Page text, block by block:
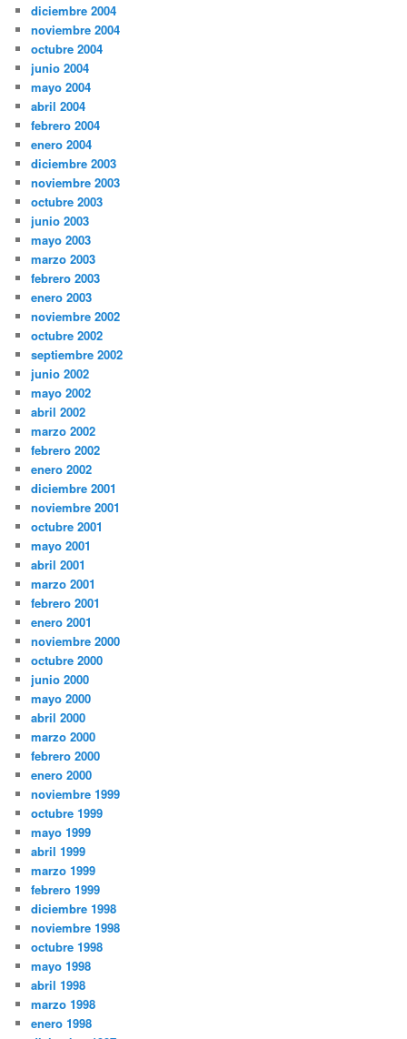
diciembre 2004
noviembre 2004
octubre 2004
junio 2004
mayo 2004
abril 2004
febrero 2004
enero 2004
diciembre 2003
noviembre 2003
octubre 2003
junio 2003
mayo 2003
marzo 2003
febrero 2003
enero 2003
noviembre 2002
octubre 2002
septiembre 2002
junio 2002
mayo 2002
abril 2002
marzo 2002
febrero 2002
enero 2002
diciembre 2001
noviembre 2001
octubre 2001
mayo 2001
abril 2001
marzo 2001
febrero 2001
enero 2001
noviembre 2000
octubre 2000
junio 2000
mayo 2000
abril 2000
marzo 2000
febrero 2000
enero 2000
noviembre 1999
octubre 1999
mayo 1999
abril 1999
marzo 1999
febrero 1999
diciembre 1998
noviembre 1998
octubre 1998
mayo 1998
abril 1998
marzo 1998
enero 1998